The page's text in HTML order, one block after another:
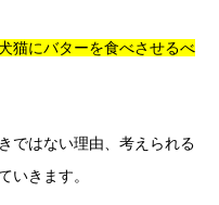
猫にバターを食べさせるべ
ではない理由、考えられる
いきます。